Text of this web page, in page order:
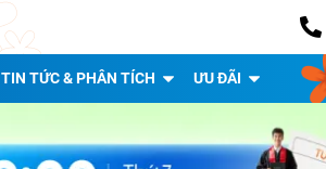
TIN TỨC & PHÂN TÍCH ƯU ĐÃI